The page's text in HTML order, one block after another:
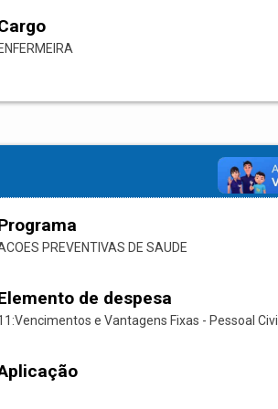
PREVENTIVAS DE SAUDE
de despesa
e Vantagens Fixas - Pessoal Civil